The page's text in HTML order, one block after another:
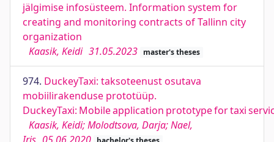
jälgimise infosüsteem. Information system for
creating and monitoring contracts of Tallinn city
organization
Kaasik, Keidi 31.05.2023 master's theses
974. DuckeyTaxi: taksoteenust osutava
mobiilirakenduse prototüüp.
DuckeyTaxi: Mobile application prototype for taxi
Kaasik, Keidi; Molodtsova, Darja; Nael,